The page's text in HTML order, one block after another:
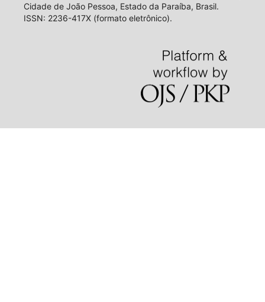
Cidade de João Pessoa, Estado da Paraíba, Brasil.
ISSN: 2236-417X (formato eletrônico).